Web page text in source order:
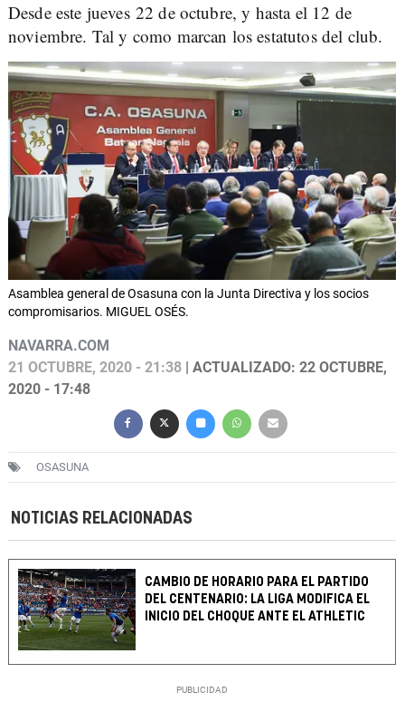
Desde este jueves 22 de octubre, y hasta el 12 de
noviembre. Tal y como marcan los estatutos del club.
Asamblea general de Osasuna con la Junta Directiva y los socios
compromisarios. MIGUEL OSÉS.
NAVARRA.COM
21 OCTUBRE, 2020 - 21:38 | ACTUALIZADO: 22 OCTUBRE,
2020 - 17:48
OSASUNA
NOTICIAS RELACIONADAS
CAMBIO DE HORARIO PARA EL PARTIDO
DEL CENTENARIO: LA LIGA MODIFICA EL
INICIO DEL CHOQUE ANTE EL ATHLETIC